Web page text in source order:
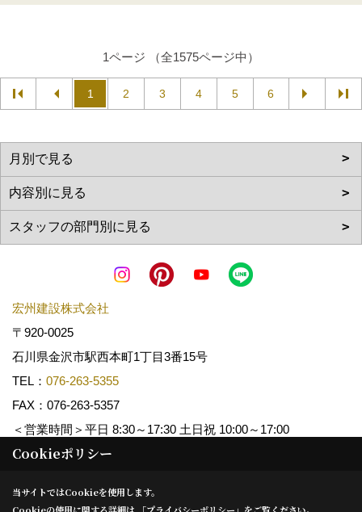
1ページ （全1575ページ中）
1 2 3 4 5 6
宏州建設株式会社
〒920-0025
石川県金沢市駅西本町1丁目3番15号
TEL： 076-263-5355
FAX：076-263-5357
＜営業時間＞平日 8:30～17:30 土日祝 10:00～17:00
Copyright (c) KOSHUKENSETSU. All Rights Reserved.
Cookieポリシー
当サイトではCookieを使用します。